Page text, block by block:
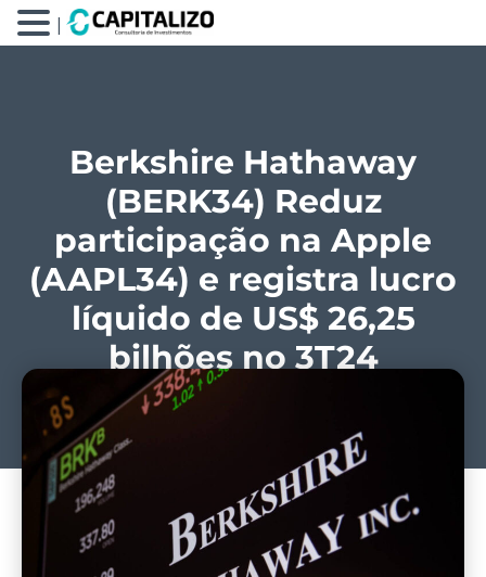
Berkshire Hathaway
(BERK34) Reduz
participação na Apple
(AAPL34) e registra lucro
líquido de US$ 26,25
bilhões no 3T24
PorTiago Prux